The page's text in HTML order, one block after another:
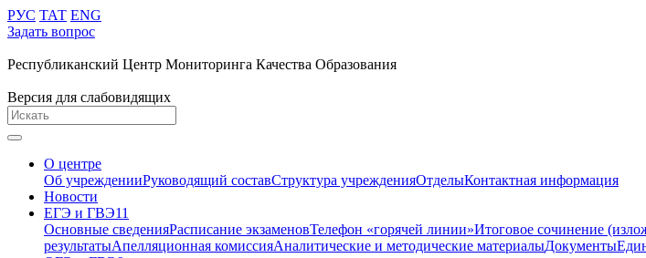
РУС ТАТ ENG
Задать вопрос
Республиканский Центр Мониторинга Качества Образования
Версия для слабовидящих
О центре
Об учрежденииРуководящий составСтруктура учрежденияОтделыКонтактная информация
Новости
ЕГЭ и ГВЭ11
Основные сведенияРасписание экзаменовТелефон «горячей линии»Итоговое сочинение
результатыАпелляционная комиссияАналитические и методические материалыДокументы